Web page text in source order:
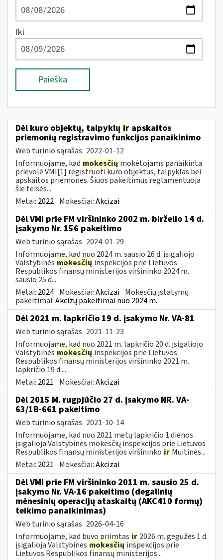
Iki
Paieška
Dėl kuro objektų, talpyklų ir apskaitos
priemonių registravimo funkcijos panaikinimo
Web turinio sąrašas 2022-01-12
Informuojame, kad mokesčių mokėtojams panaikinta
prievolė VMI[1] registruoti kuro objektus, talpyklas bei
apskaitos priemones. Šiuos pakeitimus reglamentuoja
šie teisės...
Metai: 2022 Mokesčiai:Akcizai
Dėl VMI prie FM viršininko 2002 m. birželio 14 d.
įsakymo Nr. 156 pakeitimo
Web turinio sąrašas 2024-01-29
Informuojame, kad nuo 2024 m. sausio 26 d. įsigaliojo
Valstybinės mokesčių inspekcijos prie Lietuvos
Respublikos finansų ministerijos viršininko 2024 m.
sausio 25 d....
Metai: 2024 Mokesčiai:Akcizai Mokesčių įstatymų
pakeitimai:Akcizų pakeitimai nuo 2024 m.
Dėl 2021 m. lapkričio 19 d. įsakymo Nr. VA-81
Web turinio sąrašas 2021-11-23
Informuojame, kad nuo 2021 m. lapkričio 20 d. įsigaliojo
Valstybinės mokesčių inspekcijos prie Lietuvos
Respublikos finansų ministerijos viršininko 2021 m.
lapkričio 19 d....
Metai: 2021 Mokesčiai:Akcizai
Dėl 2015 M. rugpjūčio 27 d. įsakymo NR. VA-
63/1B-661 pakeitimo
Web turinio sąrašas 2021-10-14
Informuojame, kad nuo 2021 metų lapkričio 1 dienos
įsigalioja Valstybinės mokesčių inspekcijos prie Lietuvos
Respublikos finansų ministerijos viršininko ir Muitinės...
Metai: 2021 Mokesčiai:Akcizai
Dėl VMI prie FM viršininko 2011 m. sausio 25 d.
įsakymo Nr. VA-16 pakeitimo (degalinių
mėnesinių operacijų ataskaitų (AKC410 formų)
teikimo panaikinimas)
Web turinio sąrašas 2026-04-16
Informuojame, kad buvo priimtas ir 2026 m. gegužės 1 d.
įsigalioja Valstybinės mokesčių inspekcijos prie
Lietuvos Respublikos finansų ministerijos...